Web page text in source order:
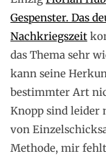
Gespenster. Das
Nachkriegszeit
das Thema sehr
kann seine
bestimmter Art
Knopp sind leider
von
Methode, mir